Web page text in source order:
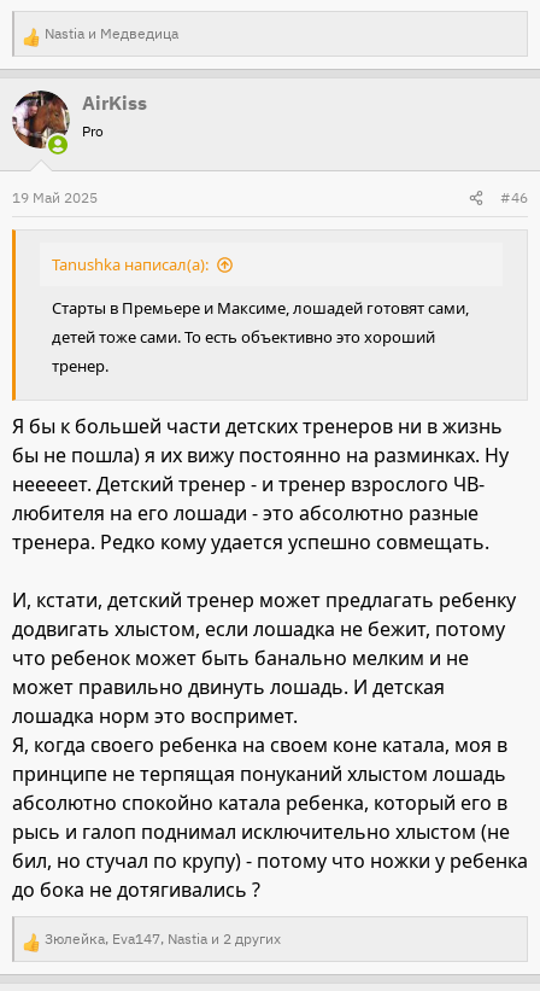
Р
е
а
к
и
и
Nastia и Медведица
AirKiss
Pro
19 Май 2025 #46
Tanushka написал(а):
Старты в Премьере и Максиме, лошадей готовят сами,
детей тоже сами. То есть объективно это хороший
тренер.
Я бы к большей части детских тренеров ни в жизнь
бы не пошла) я их вижу постоянно на разминках. Ну
нееееет. Детский тренер - и тренер взрослого ЧВ-
любителя на его лошади - это абсолютно разные
тренера. Редко кому удается успешно совмещать.
И, кстати, детский тренер может предлагать ребенку
додвигать хлыстом, если лошадка не бежит, потому
что ребенок может быть банально мелким и не
может правильно двинуть лошадь. И детская
лошадка норм это воспримет.
Я, когда своего ребенка на своем коне катала, моя в
принципе не терпящая понуканий хлыстом лошадь
абсолютно спокойно катала ребенка, который его в
рысь и галоп поднимал исключительно хлыстом (не
бил, но стучал по крупу) - потому что ножки у ребенка
до бока не дотягивались ?
Р
е
Зюлейка, Eva147, Nastia и 2 других